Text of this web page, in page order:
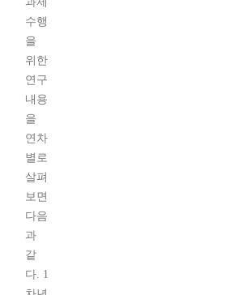
수행
을
위한
연구
내용
을
연차
별로
살펴
보면
다음
과
같
다. 1